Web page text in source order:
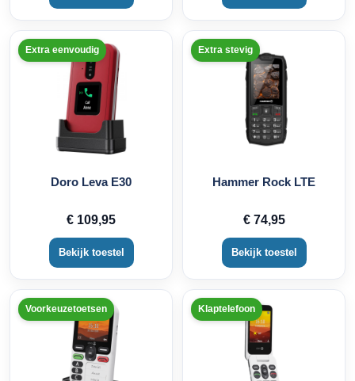
Extra eenvoudig
Doro Leva E30
€ 109,95
Bekijk toestel
Extra stevig
Hammer Rock LTE
€ 74,95
Bekijk toestel
Voorkeuzetoetsen Klaptelefoon